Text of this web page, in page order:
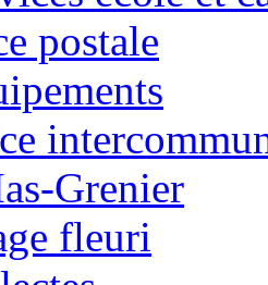
postale
Grenier
fleuri